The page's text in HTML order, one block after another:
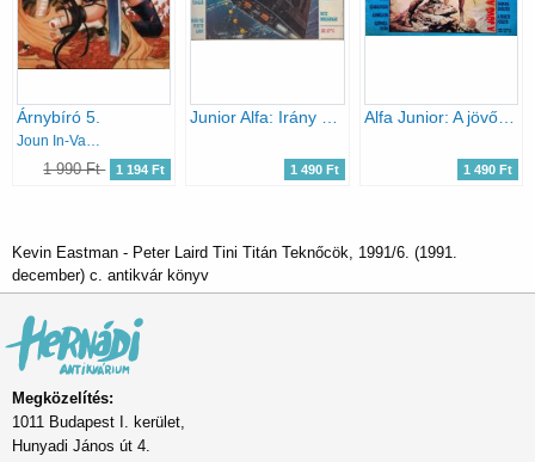
Árnybíró 5.
Joun In-Van; Jang Kjung-Il
1 990 Ft 1 194 Ft 1 490 Ft
Alfa Junior: A jövő állatai (1989. április)
1 490 Ft
Kevin Eastman - Peter Laird Tini Titán Teknőcök, 1991/6. (1991.
december) c. antikvár könyv
Megközelítés:
1011 Budapest I. kerület,
Hunyadi János út 4.